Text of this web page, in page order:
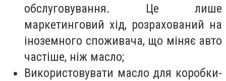
обслуговування. Це лише
маркетинговий хід, розрахований на
іноземного споживача, що міняє авто
частіше, ніж масло;
Використовувати масло для коробки-